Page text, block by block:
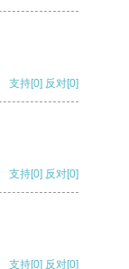
支持[0] 反对[0]
支持[0] 反对[0]
支持[0] 反对[0]